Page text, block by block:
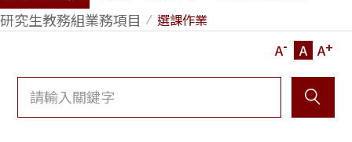
研究生教務組業務項目
選課作業
A- A A+